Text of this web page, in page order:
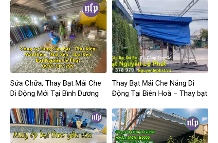
Sửa Chữa, Thay Bạt Mái Che
Di Động Mới Tại Bình Dương
Thay Bạt Mái Che Nắng Di
Động Tại Biên Hoà – Thay bạt
Đồng Nai